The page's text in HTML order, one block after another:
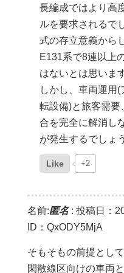
長編成ではより高
ルを要求されるで
式の存立意義から
E131系で8連以上
はないとは思いま
しかし、車両運用
転設備)と旅客需
合を完全に解消し
が発生するでしょ
Like +2
名前:匿名: 投稿日：
ID：QxODY5MjA
そもそもの前提とし
閑散線区向けの車両